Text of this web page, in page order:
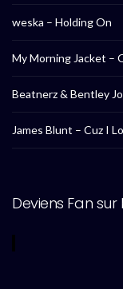
weska – Holding On
My Morning Jacket –
Beatnerz & Bentley
James Blunt – Cuz I
Deviens Fan